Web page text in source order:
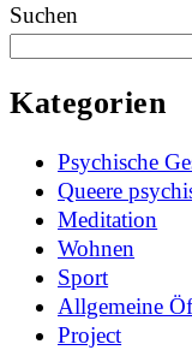
Suchen
Kategorien
Psychische
Queere
Meditation
Wohnen
Sport
Allgemeine
Project